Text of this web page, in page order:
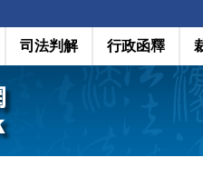
司法判解 行政函釋